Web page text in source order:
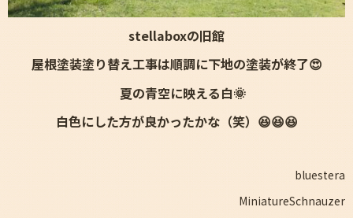
stellaboxの旧館
屋根塗装塗り替え工事は順調に下地の塗装が終了😍
夏の青空に映える白🌞
白色にした方が良かったかな（笑）😆😆😆
bluestera
MiniatureSchnauzer